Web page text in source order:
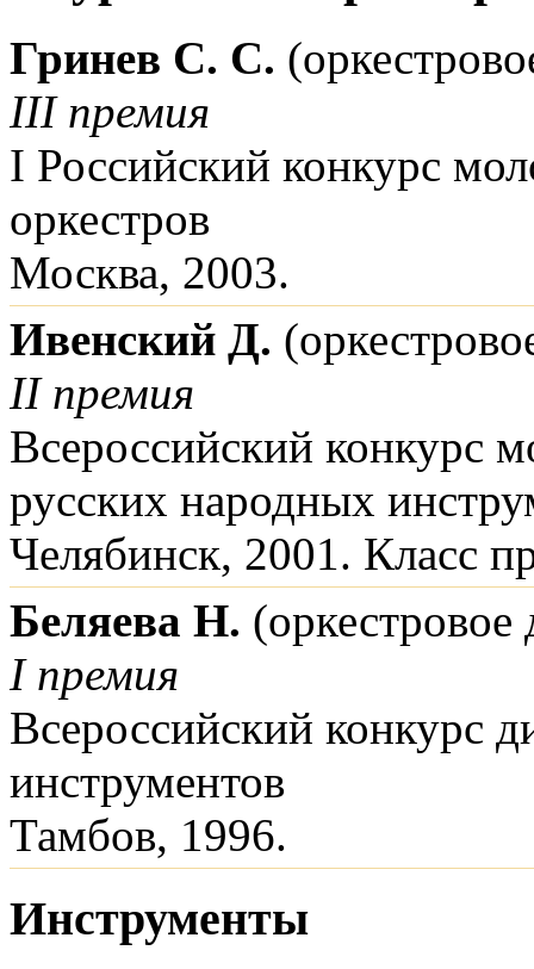
Гринев С. С.
III премия
I Российский конкурс
оркестров
Москва, 2003.
Ивенский Д.
II премия
Всероссийский конкурс
русских народных
Челябинск, 2001. Класс
Беляева Н.
I премия
Всероссийский конкурс
инструментов
Тамбов, 1996.
Инструменты